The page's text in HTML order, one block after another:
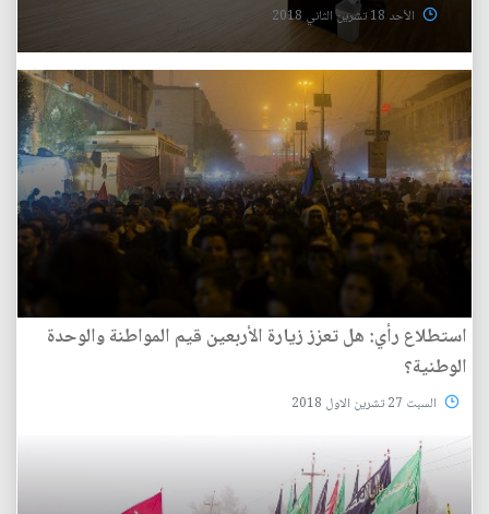
الأحد 18 تشرين الثاني 2018
استطلاع رأي: هل تعزز زيارة الأربعين قيم المواطنة والوحدة
الوطنية؟
السبت 27 تشرين الاول 2018